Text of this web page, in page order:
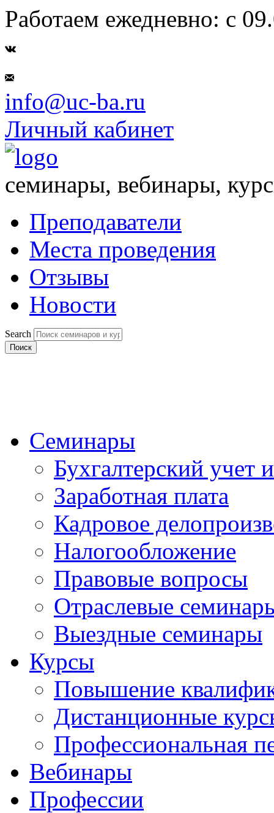
Работаем ежедневно: с
info@uc-ba.ru
Личный кабинет
семинары, вебинары,
Преподаватели
Места проведения
Отзывы
Новости
Search
Поиск
Семинары
Бухгалтерский учет
Заработная плата
Кадровое
Налогообложение
Правовые вопросы
Отраслевые
Выездные семинары
Курсы
Повышение
Дистанционные
Профессиональная
Вебинары
Профессии